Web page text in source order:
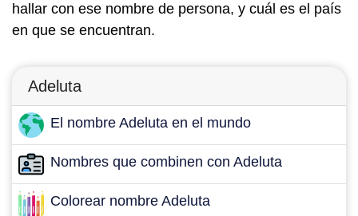
hallar con ese nombre de persona, y cuál es el país
en que se encuentran.
Adeluta
El nombre Adeluta en el mundo
Nombres que combinen con Adeluta
Colorear nombre Adeluta